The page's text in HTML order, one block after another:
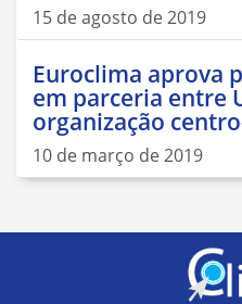
15 de agosto de 2019
Euroclima aprova
em parceria entre
organização
10 de março de 2019